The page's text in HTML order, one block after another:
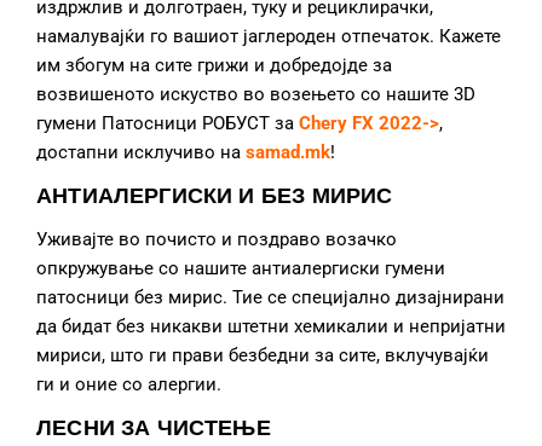
издржлив и долготраен, туку и рециклирачки,
намалувајќи го вашиот јаглероден отпечаток. Кажете
им збогум на сите грижи и добредојде за
возвишеното искуство во возењето со нашите 3D
гумени Патосници РОБУСТ за Chery FX 2022->,
достапни исклучиво на samad.mk!
АНТИАЛЕРГИСКИ И БЕЗ МИРИС
Уживајте во почисто и поздраво возачко
опкружување со нашите антиалергиски гумени
патосници без мирис. Тие се специјално дизајнирани
да бидат без никакви штетни хемикалии и непријатни
мириси, што ги прави безбедни за сите, вклучувајќи
ги и оние со алергии.
ЛЕСНИ ЗА ЧИСТЕЊЕ